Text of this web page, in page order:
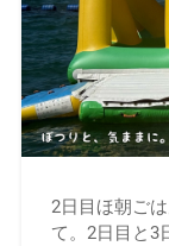
2日目ほ朝ご
て。2日目と3